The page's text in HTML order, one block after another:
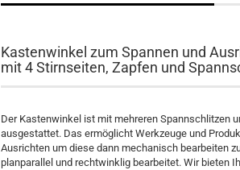
Kastenwinkel zum Spannen und
mit 4 Stirnseiten, Zapfen und
Der Kastenwinkel ist mit mehreren Spannschlitzen
ausgestattet. Das ermöglicht Werkzeuge und
Ausrichten um diese dann mechanisch bearbeiten
planparallel und rechtwinklig bearbeitet. Wir bieten